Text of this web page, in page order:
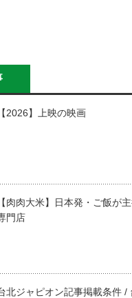
【2026】上映の映画
【肉肉大米】日本発・ご飯が
門店
北ジャピオン記事掲載条件 /